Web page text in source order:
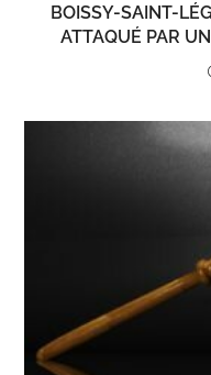
BOISSY-SAINT-
ATTAQUÉ PAR